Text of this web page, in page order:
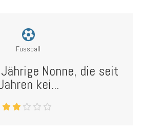
Fussball
Nonne, die seit
kei...